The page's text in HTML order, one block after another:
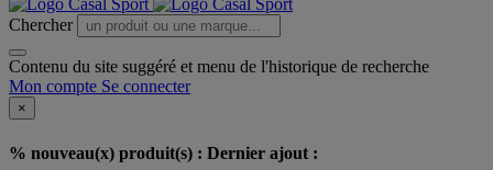
Chercher
Contenu du site suggéré et menu de l'historique de recherche
Mon compte Se connecter
×
% nouveau(x) produit(s) : Dernier ajout :